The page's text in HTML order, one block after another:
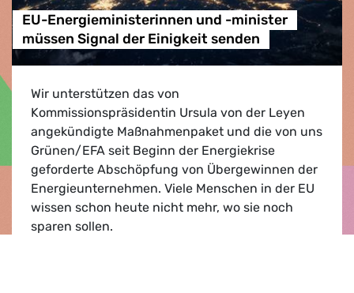
EU-Energieministerinnen und -minister
müssen Signal der Einigkeit senden
Wir unterstützen das von
Kommissionspräsidentin Ursula von der Leyen
angekündigte Maßnahmenpaket und die von uns
Grünen/EFA seit Beginn der Energiekrise
geforderte Abschöpfung von Übergewinnen der
Energieunternehmen. Viele Menschen in der EU
wissen schon heute nicht mehr, wo sie noch
sparen sollen.